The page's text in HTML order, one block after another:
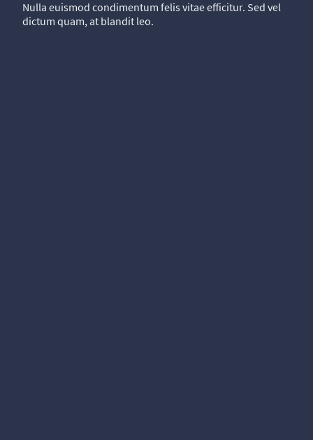
Nulla euismod condimentum felis vitae efficitur. Sed vel
dictum quam, at blandit leo.